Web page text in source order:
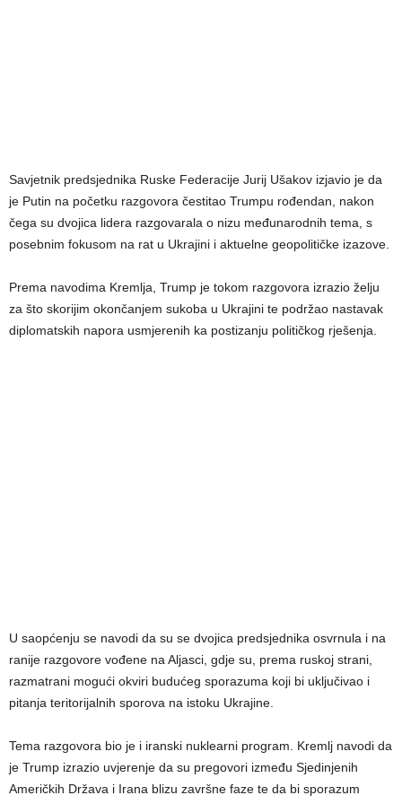
Savjetnik predsjednika Ruske Federacije Jurij Ušakov izjavio je da
je Putin na početku razgovora čestitao Trumpu rođendan, nakon
čega su dvojica lidera razgovarala o nizu međunarodnih tema, s
posebnim fokusom na rat u Ukrajini i aktuelne geopolitičke izazove.
Prema navodima Kremlja, Trump je tokom razgovora izrazio želju
za što skorijim okončanjem sukoba u Ukrajini te podržao nastavak
diplomatskih napora usmjerenih ka postizanju političkog rješenja.
U saopćenju se navodi da su se dvojica predsjednika osvrnula i na
ranije razgovore vođene na Aljasci, gdje su, prema ruskoj strani,
razmatrani mogući okviri budućeg sporazuma koji bi uključivao i
pitanja teritorijalnih sporova na istoku Ukrajine.
Tema razgovora bio je i iranski nuklearni program. Kremlj navodi da
je Trump izrazio uvjerenje da su pregovori između Sjedinjenih
Američkih Država i Irana blizu završne faze te da bi sporazum